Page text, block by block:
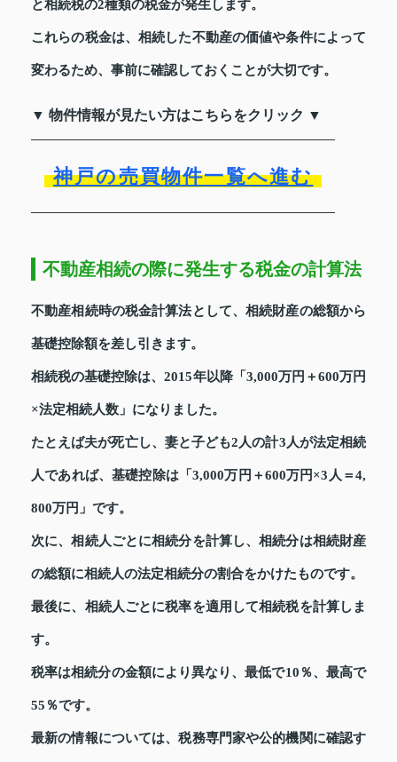
と相続税の2種類の税金が発生します。
これらの税金は、相続した不動産の価値や条件によって
変わるため、事前に確認しておくことが大切です。
▼ 物件情報が見たい方はこちらをクリック ▼
神戸の売買物件一覧へ進む
不動産相続の際に発生する税金の計算法
不動産相続時の税金計算法として、相続財産の総額から
基礎控除額を差し引きます。
相続税の基礎控除は、2015年以降「3,000万円＋600万円
×法定相続人数」になりました。
たとえば夫が死亡し、妻と子ども2人の計3人が法定相続
人であれば、基礎控除は「3,000万円＋600万円×3人＝4,
800万円」です。
次に、相続人ごとに相続分を計算し、相続分は相続財産
の総額に相続人の法定相続分の割合をかけたものです。
最後に、相続人ごとに税率を適用して相続税を計算しま
す。
税率は相続分の金額により異なり、最低で10％、最高で
55％です。
最新の情報については、税務専門家や公的機関に確認す